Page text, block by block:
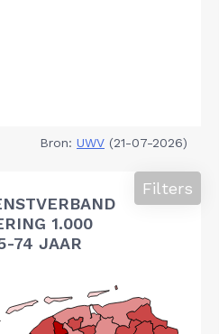
Bron: UWV (21-07-2026)
1.000
74 JAAR
Filters